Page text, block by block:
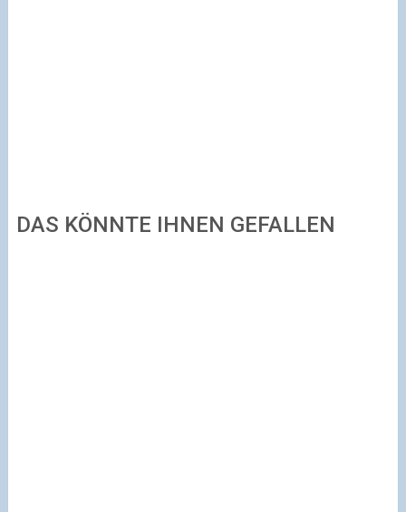
DAS KÖNNTE IHNEN GEFALLEN